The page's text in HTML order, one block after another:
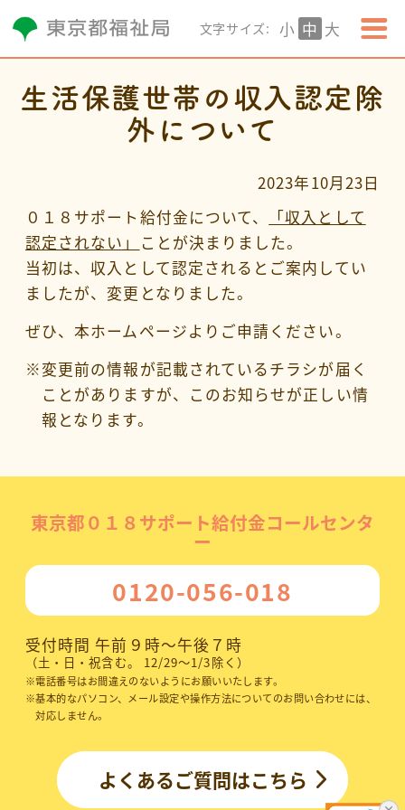
文字サイズ: 小 中 大
⽣活保護世帯の収⼊認定除
外について
2023年10月23日
０１８サポート給付金について、
「収入として
認定されない」
ことが決まりました。
当初は、収入として認定されるとご案内してい
ましたが、変更となりました。
ぜひ、本ホームページよりご申請ください。
※変更前の情報が記載されているチラシが届く
ことがありますが、このお知らせが正しい情
報となります。
東京都０１８ サポート給付金コールセンタ
ー
0120-056-018
受付時間 午前９時～午後７時
（土・日・祝含む。 12/29～1/3除く）
※電話番号はお間違えのないようにお願いいたします。
※基本的なパソコン、メール設定や操作方法についてのお問い合わせには、
対応しません。
よくあるご質問はこちら